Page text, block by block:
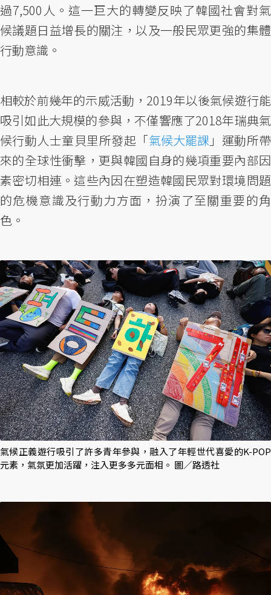
過7,500人。這一巨大的轉變反映了韓國社會對氣
候議題日益增長的關注，以及一般民眾更強的集體
行動意識。
相較於前幾年的示威活動，2019年以後氣候遊行能
吸引如此大規模的參與，不僅響應了2018年瑞典氣
候行動人士童貝里所發起「氣候大罷課 」運動所帶
來的全球性衝擊，更與韓國自身的幾項重要內部因
素密切相連。這些內因在塑造韓國民眾對環境問題
的危機意識及行動力方面，扮演了至關重要的角
色。
氣候正義遊行吸引了許多青年參與，融入了年輕世代喜愛的K-POP
元素，氣氛更加活躍，注入更多多元面相。 圖／路透社